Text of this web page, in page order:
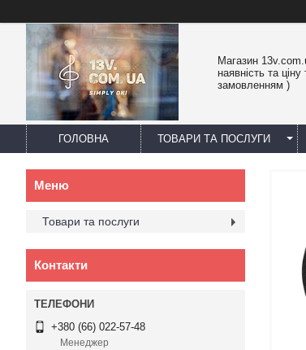
Магазин
наявність та
замовленням )
ГОЛОВНА ТОВАРИ ТА ПОСЛУГИ
Товари та послуги
Контакти
+380 (66) 022-57-48
Менеджер